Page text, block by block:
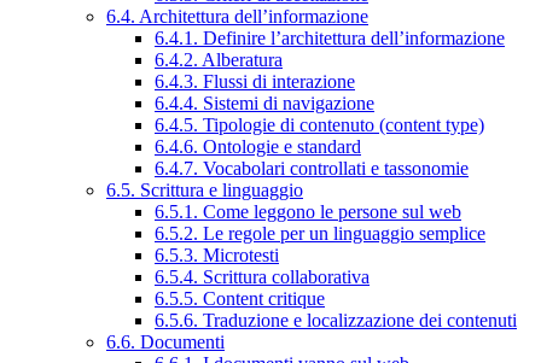
6.4. Architettura dell’informazione
6.4.1. Definire l’architettura dell’informazione
6.4.2. Alberatura
6.4.3. Flussi di interazione
6.4.4. Sistemi di navigazione
6.4.5. Tipologie di contenuto (content type)
6.4.6. Ontologie e standard
6.4.7. Vocabolari controllati e tassonomie
6.5. Scrittura e linguaggio
6.5.1. Come leggono le persone sul web
6.5.2. Le regole per un linguaggio semplice
6.5.3. Microtesti
6.5.4. Scrittura collaborativa
6.5.5. Content critique
6.5.6. Traduzione e localizzazione dei contenuti
6.6. Documenti